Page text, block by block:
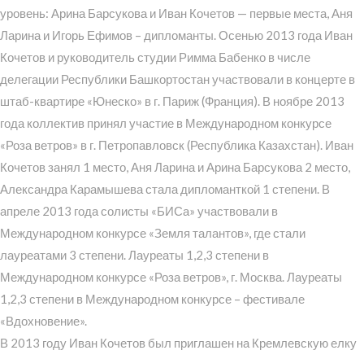
уровень: Арина Барсукова и Иван Кочетов — первые места, Аня
Ларина и Игорь Ефимов – дипломанты. Осенью 2013 года Иван
Кочетов и руководитель студии Римма Бабенко в числе
делегации Республики Башкортостан участвовали в концерте в
штаб-квартире «Юнеско» в г. Париж (Франция). В ноябре 2013
года коллектив принял участие в Международном конкурсе
«Роза ветров» в г. Петропавловск (Республика Казахстан). Иван
Кочетов занял 1 место, Аня Ларина и Арина Барсукова 2 место,
Александра Карамышева стала дипломанткой 1 степени. В
апреле 2013 года солисты «БИСа» участвовали в
Международном конкурсе «Земля талантов», где стали
лауреатами 3 степени. Лауреаты 1,2,3 степени в
Международном конкурсе «Роза ветров», г. Москва. Лауреаты
1,2,3 степени в Международном конкурсе – фестивале
«Вдохновение».
В 2013 году Иван Кочетов был приглашен на Кремлевскую елку